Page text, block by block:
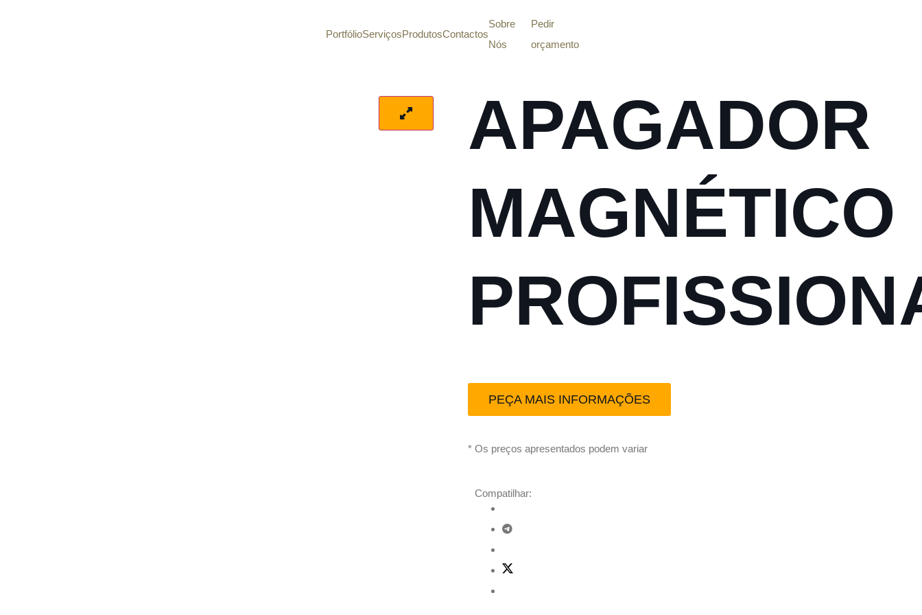
PortfólioServiçosProdutosContactos
Sobre
Nós
Pedir
orçamento
APAGADOR
MAGNÉTICO
PEÇA MAIS INFORMAÇÕES
* Os preços apresentados podem variar
Compatilhar: